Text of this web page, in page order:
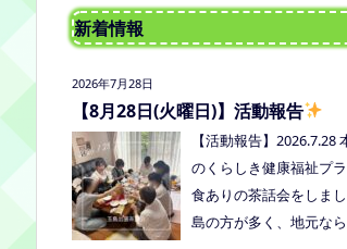
新着情報
2026年7月28日
【8月28日(火曜日)】活動報告
【活動報告】2026.7.28
のくらしき健康福祉プ
食ありの茶話会をしま
島の方が多く、地元な